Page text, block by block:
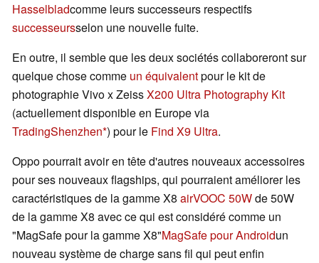
Hasselbladcomme leurs successeurs respectifs
successeursselon une nouvelle fuite.
En outre, il semble que les deux sociétés collaboreront sur
quelque chose comme un équivalentpour le kit de
photographie Vivo x ZeissX200 Ultra Photography Kit
(actuellement disponible en Europe via
TradingShenzhen ) pour le Find X9 Ultra.
Oppo pourrait avoir en tête d'autres nouveaux accessoires
pour ses nouveaux flagships, qui pourraient améliorer les
caractéristiques de la gamme X8 airVOOC 50Wde 50W
de la gamme X8 avec ce qui est considéré comme un
"MagSafe pour la gamme X8"MagSafe pour Androidun
nouveau système de charge sans fil qui peut enfin